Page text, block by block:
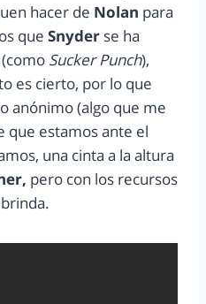
hacer de Nolan para
que Snyder se ha
Sucker Punch),
es cierto, por lo que
anónimo (algo que me
que estamos ante el
una cinta a la altura
pero con los recursos